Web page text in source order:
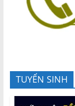
TUYỂN SINH